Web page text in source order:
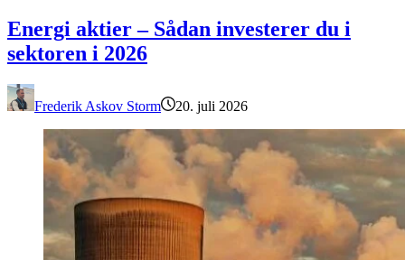
Energi aktier – Sådan investerer du i
sektoren i 2026
Frederik Askov Storm 20. juli 2026